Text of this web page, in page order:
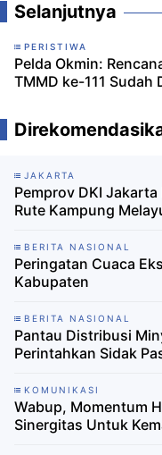
Selanjutnya
PERISTIWA
Pelda Okmin:
TMMD ke-111 Sudah
JAKARTA
Pemprov DKI
Rute Kampung
BERITA NASIONAL
Peringatan Cuaca
Kabupaten
BERITA NASIONAL
Pantau Distribusi
Perintahkan Sidak
KOMUNIKASI
Wabup, Momentum
Sinergitas Untuk